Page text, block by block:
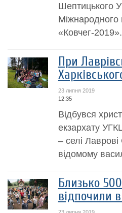
Шептицького
Міжнародного
«Ковчег-2019».
При
23 липня 2019
12:35
Відбувся
екзархату
– селі
відомому
Близько
відпочили